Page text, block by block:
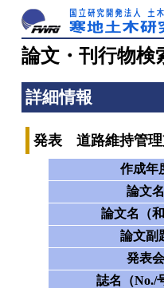
論文・刊行物検
詳細情報
発表 道路維持管理
作成年
論文名
論文名（和
論文副
発表会
誌名（No./